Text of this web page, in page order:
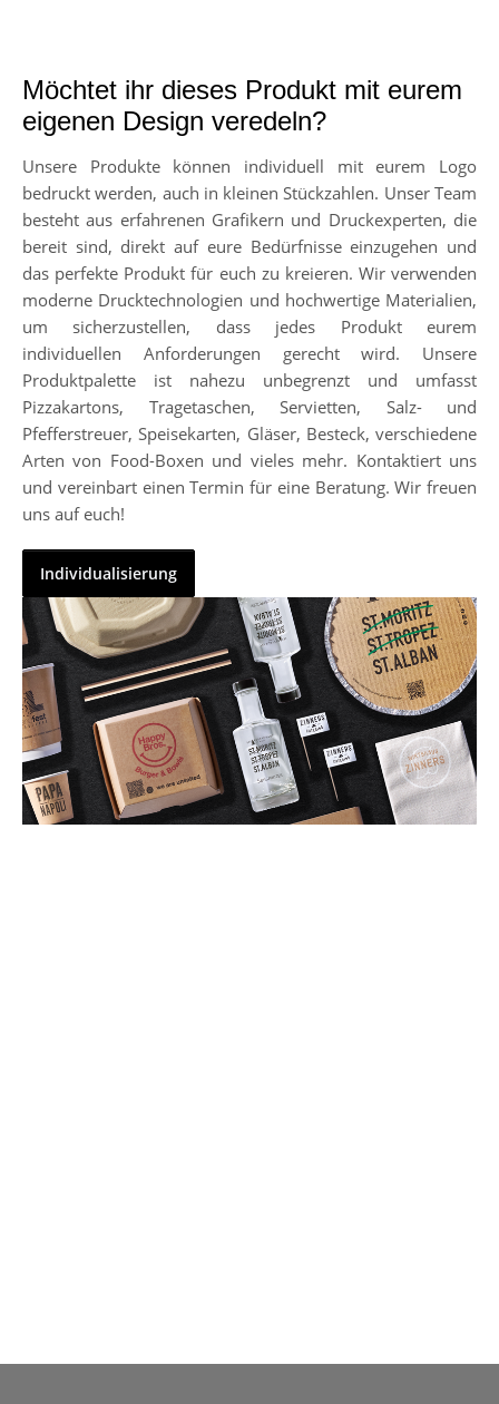
Möchtet ihr dieses Produkt mit eurem
eigenen Design veredeln?
Unsere Produkte können individuell mit eurem Logo
bedruckt werden, auch in kleinen Stückzahlen. Unser Team
besteht aus erfahrenen Grafikern und Druckexperten, die
bereit sind, direkt auf eure Bedürfnisse einzugehen und
das perfekte Produkt für euch zu kreieren. Wir verwenden
moderne Drucktechnologien und hochwertige Materialien,
um sicherzustellen, dass jedes Produkt eurem
individuellen Anforderungen gerecht wird. Unsere
Produktpalette ist nahezu unbegrenzt und umfasst
Pizzakartons, Tragetaschen, Servietten, Salz- und
Pfefferstreuer, Speisekarten, Gläser, Besteck, verschiedene
Arten von Food-Boxen und vieles mehr. Kontaktiert uns
und vereinbart einen Termin für eine Beratung. Wir freuen
uns auf euch!
Individualisierung